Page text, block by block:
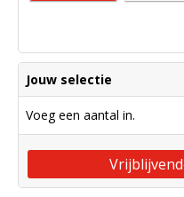
Jouw selectie
Voeg een aantal in.